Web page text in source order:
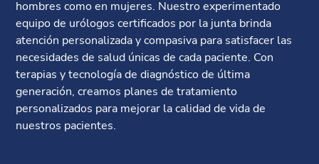
hombres como en mujeres. Nuestro experimentado
equipo de urólogos certificados por la junta brinda
atención personalizada y compasiva para satisfacer las
necesidades de salud únicas de cada paciente. Con
terapias y tecnología de diagnóstico de última
generación, creamos planes de tratamiento
personalizados para mejorar la calidad de vida de
nuestros pacientes.